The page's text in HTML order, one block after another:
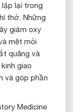
lại trong
thở. Những
giảm oxy
mệt mỏi
quãng và
giao
và góp phần
Medicine